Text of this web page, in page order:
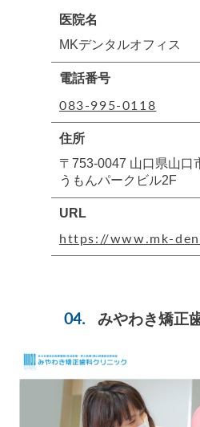
医院名
MKデンタルオフィス
電話番号
083-995-0118
住所
〒753-0047 山口県山口
うもんパークビル2F
URL
https://www.mk-
みやわき矯正